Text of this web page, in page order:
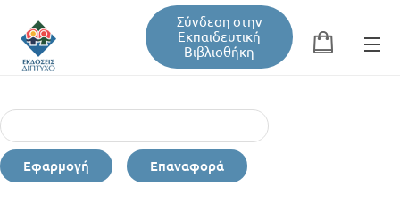
Σύνδεση στην
Εκπαιδευτική
Βιβλιοθήκη
Φόρμα αναζήτησης
Εκπαιδευτική Βιβλιοθήκη
Εφαρμογή Επαναφορά